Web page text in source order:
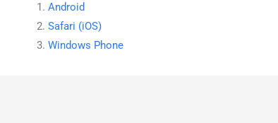
Android
Safari (iOS)
Windows Phone